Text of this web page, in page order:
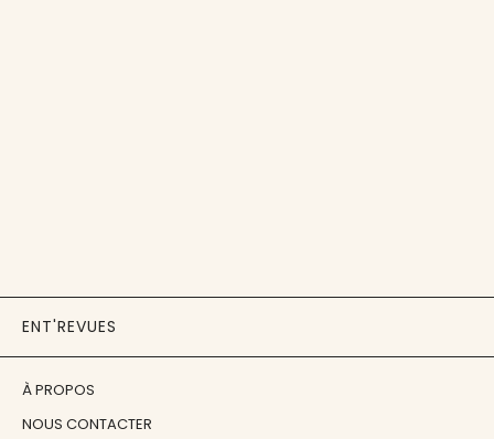
ENT'REVUES
À PROPOS
NOUS CONTACTER